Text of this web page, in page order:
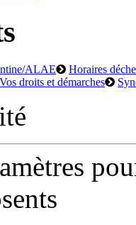
ALAE
Horaires
Vos droits et démarches